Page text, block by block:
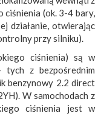
ciśnienia (ok. 3-4 bary,
działanie, otwierając
przy silniku).
ciśnienia) są w
z bezpośrednim
benzynowy 2.2 direct
W samochodach z
ciśnienia jest w